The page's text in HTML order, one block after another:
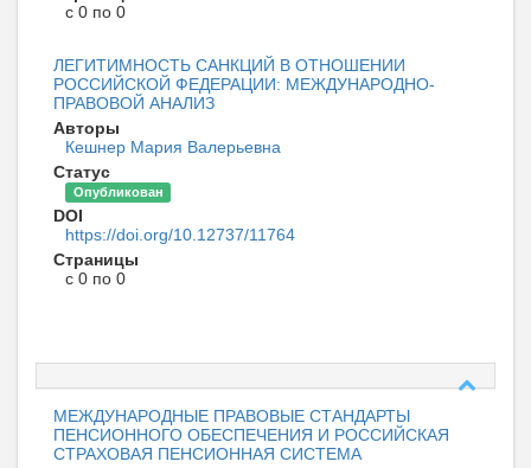
с 0 по 0
ЛЕГИТИМНОСТЬ САНКЦИЙ В ОТНОШЕНИИ
РОССИЙСКОЙ ФЕДЕРАЦИИ: МЕЖДУНАРОДНО-
ПРАВОВОЙ АНАЛИЗ
Авторы
Кешнер Мария Валерьевна
Статус
Опубликован
DOI
https://doi.org/10.12737/11764
Страницы
с 0 по 0
МЕЖДУНАРОДНЫЕ ПРАВОВЫЕ СТАНДАРТЫ
ПЕНСИОННОГО ОБЕСПЕЧЕНИЯ И РОССИЙСКАЯ
СТРАХОВАЯ ПЕНСИОННАЯ СИСТЕМА